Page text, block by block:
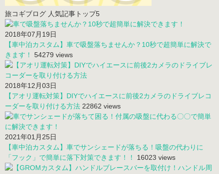
旅コギブログ 人気記事トップ5
2018年07月19日
【車中泊カスタム】車で吸盤落ちませんか？10秒で超簡単に解決で
きます！ 54279 views
2018年12月03日
【アオリ運転対策】DIYでハイエースに前後2カメラのドライブレコ
ーダーを取り付ける方法 22862 views
2021年01月25日
【車中泊カスタム】車でサンシェードが落ちる！吸盤の代わりに
「フック」で簡単に落下対策できます！！ 16023 views